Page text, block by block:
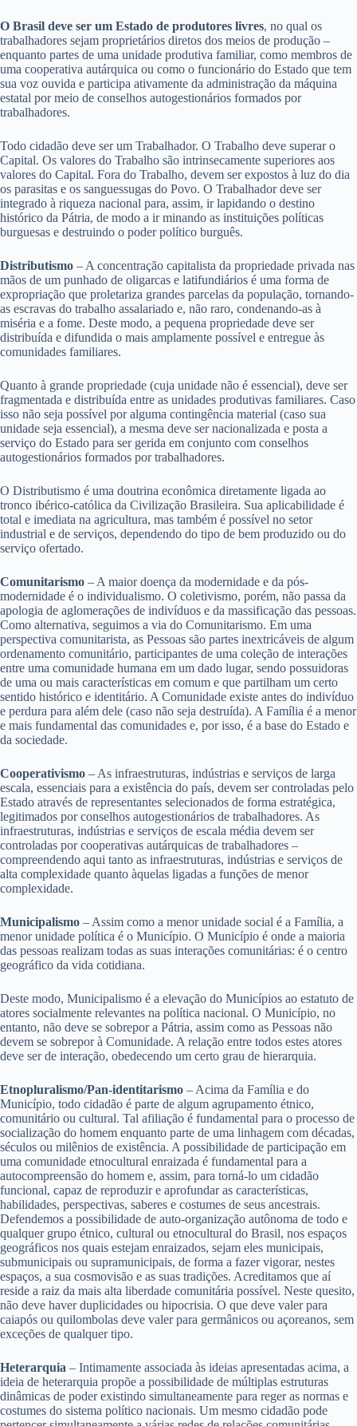
O Brasil deve ser um Estado de produtores livres, no qual os
trabalhadores sejam proprietários diretos dos meios de produção –
enquanto partes de uma unidade produtiva familiar, como membros de
uma cooperativa autárquica ou como o funcionário do Estado que tem
sua voz ouvida e participa ativamente da administração da máquina
estatal por meio de conselhos autogestionários formados por
trabalhadores.
Todo cidadão deve ser um Trabalhador. O Trabalho deve superar o
Capital. Os valores do Trabalho são intrinsecamente superiores aos
valores do Capital. Fora do Trabalho, devem ser expostos à luz do dia
os parasitas e os sanguessugas do Povo. O Trabalhador deve ser
integrado à riqueza nacional para, assim, ir lapidando o destino
histórico da Pátria, de modo a ir minando as instituições políticas
burguesas e destruindo o poder político burguês.
Distributismo – A concentração capitalista da propriedade privada nas
mãos de um punhado de oligarcas e latifundiários é uma forma de
expropriação que proletariza grandes parcelas da população, tornando-
as escravas do trabalho assalariado e, não raro, condenando-as à
miséria e a fome. Deste modo, a pequena propriedade deve ser
distribuída e difundida o mais amplamente possível e entregue às
comunidades familiares.
Quanto à grande propriedade (cuja unidade não é essencial), deve ser
fragmentada e distribuída entre as unidades produtivas familiares. Caso
isso não seja possível por alguma contingência material (caso sua
unidade seja essencial), a mesma deve ser nacionalizada e posta a
serviço do Estado para ser gerida em conjunto com conselhos
autogestionários formados por trabalhadores.
O Distributismo é uma doutrina econômica diretamente ligada ao
tronco ibérico-católica da Civilização Brasileira. Sua aplicabilidade é
total e imediata na agricultura, mas também é possível no setor
industrial e de serviços, dependendo do tipo de bem produzido ou do
serviço ofertado.
Comunitarismo – A maior doença da modernidade e da pós-
modernidade é o individualismo. O coletivismo, porém, não passa da
apologia de aglomerações de indivíduos e da massificação das pessoas.
Como alternativa, seguimos a via do Comunitarismo. Em uma
perspectiva comunitarista, as Pessoas são partes inextricáveis de algum
ordenamento comunitário, participantes de uma coleção de interações
entre uma comunidade humana em um dado lugar, sendo possuidoras
de uma ou mais características em comum e que partilham um certo
sentido histórico e identitário. A Comunidade existe antes do indivíduo
e perdura para além dele (caso não seja destruída). A Família é a menor
e mais fundamental das comunidades e, por isso, é a base do Estado e
da sociedade.
Cooperativismo – As infraestruturas, indústrias e serviços de larga
escala, essenciais para a existência do país, devem ser controladas pelo
Estado através de representantes selecionados de forma estratégica,
legitimados por conselhos autogestionários de trabalhadores. As
infraestruturas, indústrias e serviços de escala média devem ser
controladas por cooperativas autárquicas de trabalhadores –
compreendendo aqui tanto as infraestruturas, indústrias e serviços de
alta complexidade quanto àquelas ligadas a funções de menor
complexidade.
Municipalismo – Assim como a menor unidade social é a Família, a
menor unidade política é o Município. O Município é onde a maioria
das pessoas realizam todas as suas interações comunitárias: é o centro
geográfico da vida cotidiana.
Deste modo, Municipalismo é a elevação do Municípios ao estatuto de
atores socialmente relevantes na política nacional. O Município, no
entanto, não deve se sobrepor a Pátria, assim como as Pessoas não
devem se sobrepor à Comunidade. A relação entre todos estes atores
deve ser de interação, obedecendo um certo grau de hierarquia.
Etnopluralismo/Pan-identitarismo – Acima da Família e do
Município, todo cidadão é parte de algum agrupamento étnico,
comunitário ou cultural. Tal afiliação é fundamental para o processo de
socialização do homem enquanto parte de uma linhagem com décadas,
séculos ou milênios de existência. A possibilidade de participação em
uma comunidade etnocultural enraizada é fundamental para a
autocompreensão do homem e, assim, para torná-lo um cidadão
funcional, capaz de reproduzir e aprofundar as características,
habilidades, perspectivas, saberes e costumes de seus ancestrais.
Defendemos a possibilidade de auto-organização autônoma de todo e
qualquer grupo étnico, cultural ou etnocultural do Brasil, nos espaços
geográficos nos quais estejam enraizados, sejam eles municipais,
submunicipais ou supramunicipais, de forma a fazer vigorar, nestes
espaços, a sua cosmovisão e as suas tradições. Acreditamos que aí
reside a raiz da mais alta liberdade comunitária possível. Neste quesito,
não deve haver duplicidades ou hipocrisia. O que deve valer para
caiapós ou quilombolas deve valer para germânicos ou açoreanos, sem
exceções de qualquer tipo.
Heterarquia – Intimamente associada às ideias apresentadas acima, a
ideia de heterarquia propõe a possibilidade de múltiplas estruturas
dinâmicas de poder existindo simultaneamente para reger as normas e
costumes do sistema político nacionais. Um mesmo cidadão pode